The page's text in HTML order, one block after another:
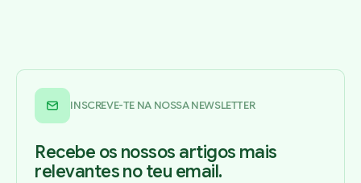
INSCREVE-TE NA NOSSA NEWSLETTER
Recebe os nossos artigos mais
relevantes no teu email.